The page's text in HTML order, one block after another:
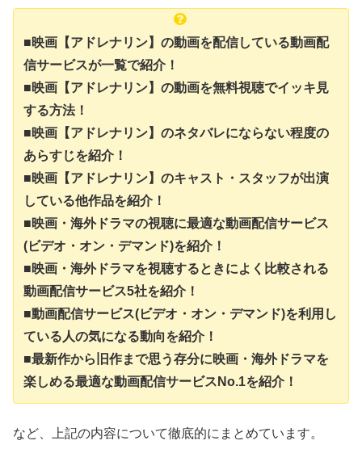
■映画【アドレナリン】の動画を配信している動画配
信サービスが一覧で紹介！
■映画【アドレナリン】の動画を無料視聴でイッキ見
する方法！
■映画【アドレナリン】のネタバレにならない程度の
あらすじを紹介！
■映画【アドレナリン】のキャスト・スタッフが出演
している他作品を紹介！
■映画・海外ドラマの視聴に最適な動画配信サービス
(ビデオ・オン・デマンド)を紹介！
■映画・海外ドラマを視聴するときによく比較される
動画配信サービス5社を紹介！
■動画配信サービス(ビデオ・オン・デマンド)を利用し
ている人の気になる動向を紹介！
■最新作から旧作まで思う存分に映画・海外ドラマを
楽しめる最適な動画配信サービスNo.1を紹介！
など、上記の内容について徹底的にまとめています。